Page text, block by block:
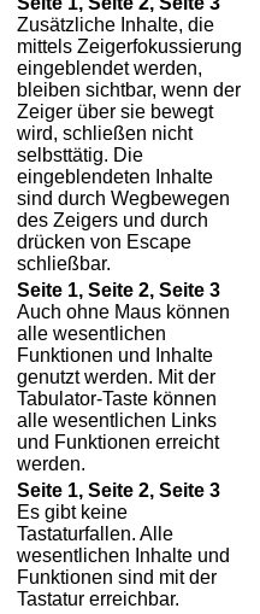
Zusätzliche Inhalte, die
mittels Zeigerfokussierung
eingeblendet werden,
bleiben sichtbar, wenn der
Zeiger über sie bewegt
wird, schließen nicht
selbsttätig. Die
eingeblendeten Inhalte
sind durch Wegbewegen
des Zeigers und durch
drücken von Escape
schließbar.
Seite 1, Seite 2, Seite 3
Auch ohne Maus können
alle wesentlichen
Funktionen und Inhalte
genutzt werden. Mit der
Tabulator-Taste können
alle wesentlichen Links
und Funktionen erreicht
werden.
Seite 1, Seite 2, Seite 3
Es gibt keine
Tastaturfallen. Alle
wesentlichen Inhalte und
Funktionen sind mit der
Tastatur erreichbar.